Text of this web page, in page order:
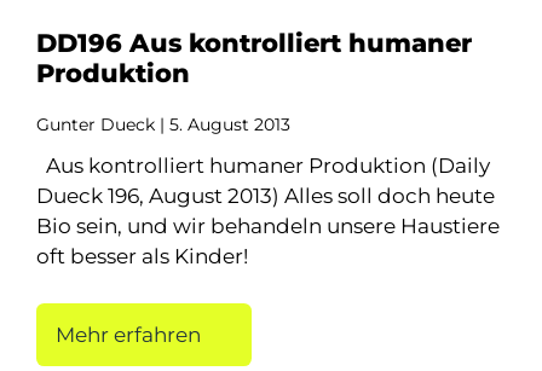
DD196 Aus kontrolliert humaner
Produktion
Gunter Dueck 5. August 2013
Aus kontrolliert humaner Produktion (Daily
Dueck 196, August 2013) Alles soll doch heute
Bio sein, und wir behandeln unsere Haustiere
oft besser als Kinder!
Mehr erfahren